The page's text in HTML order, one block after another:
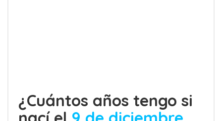
¿Cuántos años tengo si